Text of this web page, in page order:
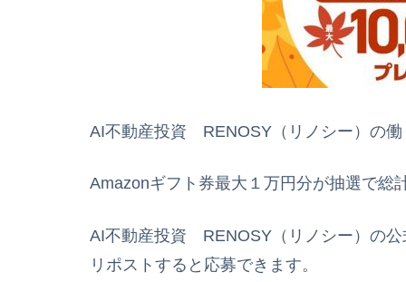
AI不動産投資 RENOSY（リノシー）の
Amazonギフト券最大１万円分が抽選で総
AI不動産投資 RENOSY（リノシー）の
リポストすると応募できます。